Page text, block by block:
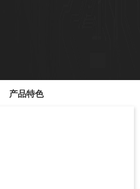
产品特色